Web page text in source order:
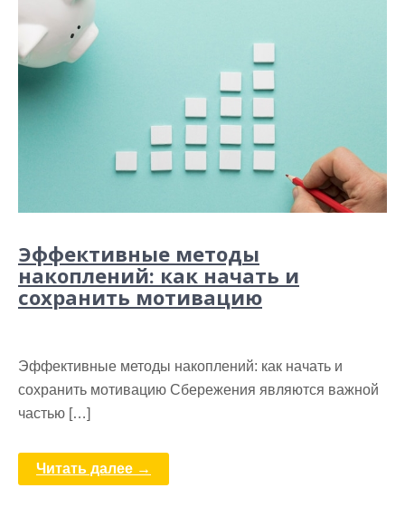
Эффективные методы
накоплений: как начать и
сохранить мотивацию
Эффективные методы накоплений: как начать и
сохранить мотивацию Сбережения являются важной
частью […]
Читать далее →